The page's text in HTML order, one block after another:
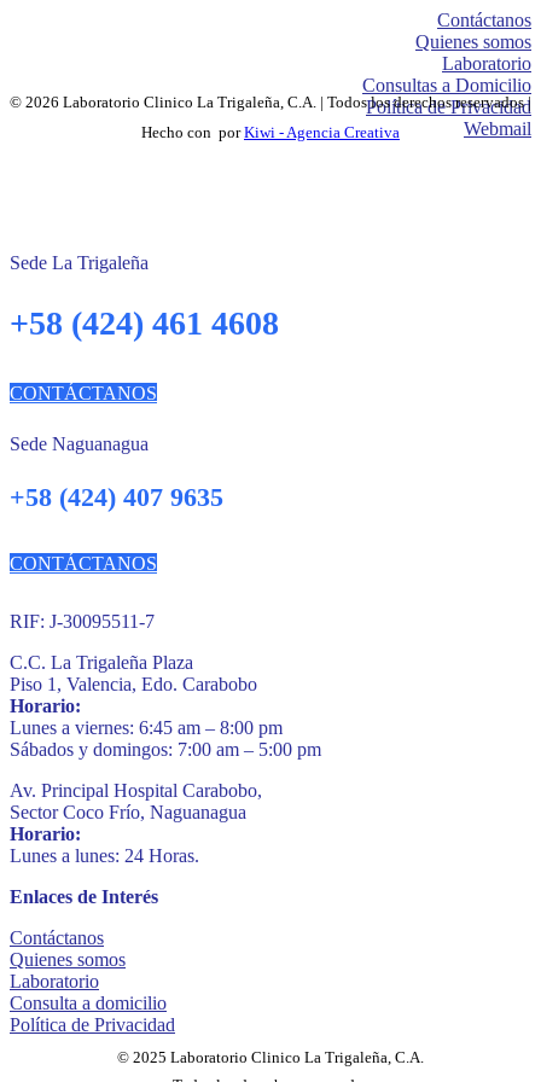
Contáctanos
Quienes somos
Laboratorio
Consultas a Domicilio
Política de Privacidad
Webmail
© 2026 Laboratorio Clinico La Trigaleña, C.A. | Todos los derechos reservados |
Hecho con porKiwi - Agencia Creativa
Sede La Trigaleña
+58 (424) 461 4608
CONTÁCTANOS
Sede Naguanagua
+58 (424) 407 9635
CONTÁCTANOS
RIF: J-30095511-7
C.C. La Trigaleña Plaza
Piso 1, Valencia, Edo. Carabobo
Horario:
Lunes a viernes: 6:45 am – 8:00 pm
Sábados y domingos: 7:00 am – 5:00 pm
Av. Principal Hospital Carabobo,
Sector Coco Frío, Naguanagua
Horario:
Lunes a lunes: 24 Horas.
Enlaces de Interés
Contáctanos
Quienes somos
Laboratorio
Consulta a domicilio
Política de Privacidad
© 2025 Laboratorio Clinico La Trigaleña, C.A.